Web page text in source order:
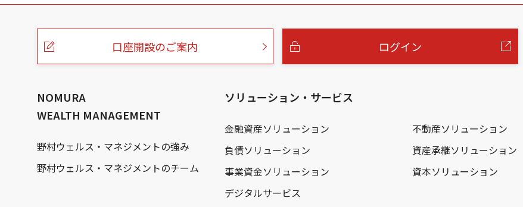
こ
口座開設のご案内 ログイン
NOMURA
WEALTH MANAGEMENT
野村ウェルス・マネジメントの強み
野村ウェルス・マネジメントのチーム
ソリューション・サービス
金融資産ソリューション 不動産ソリューション
負債ソリューション
資産承継ソリューション
事業資金ソリューション
資本ソリューション
デジタルサービス